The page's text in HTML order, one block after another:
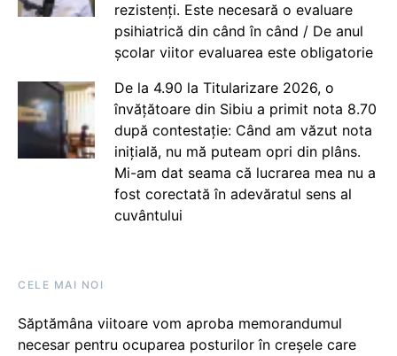
rezistenți. Este necesară o evaluare
psihiatrică din când în când / De anul
școlar viitor evaluarea este obligatorie
De la 4.90 la Titularizare 2026, o
învățătoare din Sibiu a primit nota 8.70
după contestație: Când am văzut nota
inițială, nu mă puteam opri din plâns.
Mi-am dat seama că lucrarea mea nu a
fost corectată în adevăratul sens al
cuvântului
CELE MAI NOI
Săptămâna viitoare vom aproba memorandumul
necesar pentru ocuparea posturilor în creșele care